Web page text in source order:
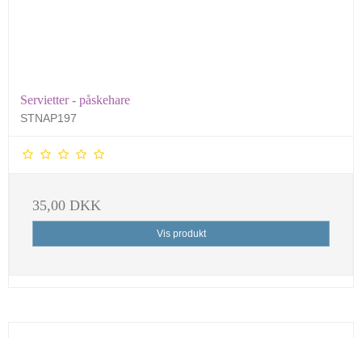
Servietter - påskehare
STNAP197
35,00 DKK
Vis produkt